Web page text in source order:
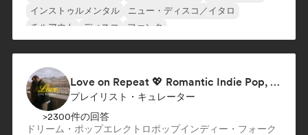
インストゥルメンタル
ニュー・ディスコ／イタロ
チルアウト
ディスコ ファンク
Love on Repeat 💖 Romantic Indie Pop, Neo Soul & Singer-Songwriter
プレイリスト・キュレーター
>2300件の回答
ドリーム・ポップエレクトロポップインディー・フォーク